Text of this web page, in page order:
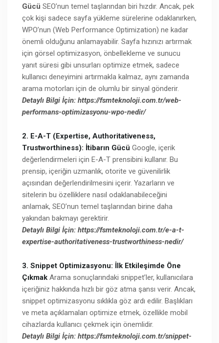
Gücü SEO’nun temel taşlarından biri hızdır. Ancak, pek
çok kişi sadece sayfa yükleme sürelerine odaklanırken,
WPO’nun (Web Performance Optimization) ne kadar
önemli olduğunu anlamayabilir. Sayfa hızınızı artırmak
için görsel optimizasyon, önbellekleme ve sunucu
yanıt süresi gibi unsurları optimize etmek, sadece
kullanıcı deneyimini artırmakla kalmaz, aynı zamanda
arama motorları için de olumlu bir sinyal gönderir.
Detaylı Bilgi İçin: https://fsmteknoloji.com.tr/web-
performans-optimizasyonu-wpo-nedir/
2. E-A-T (Expertise, Authoritativeness,
Trustworthiness): İtibarın Gücü Google, içerik
değerlendirmeleri için E-A-T prensibini kullanır. Bu
prensip, içeriğin uzmanlık, otorite ve güvenilirlik
açısından değerlendirilmesini içerir. Yazarların ve
sitelerin bu özelliklere nasıl odaklanabileceğini
anlamak, SEO’nun temel taşlarından birine daha
yakından bakmayı gerektirir.
Detaylı Bilgi İçin: https://fsmteknoloji.com.tr/e-a-t-
expertise-authoritativeness-trustworthiness-nedir/
3. Snippet Optimizasyonu: İlk Etkileşimde Öne
Çıkmak Arama sonuçlarındaki snippet’ler, kullanıcılara
içeriğiniz hakkında hızlı bir göz atma şansı verir. Ancak,
snippet optimizasyonu sıklıkla göz ardı edilir. Başlıkları
ve meta açıklamaları optimize etmek, özellikle mobil
cihazlarda kullanıcı çekmek için önemlidir.
Detaylı Bilgi İçin: https://fsmteknoloji.com.tr/snippet-